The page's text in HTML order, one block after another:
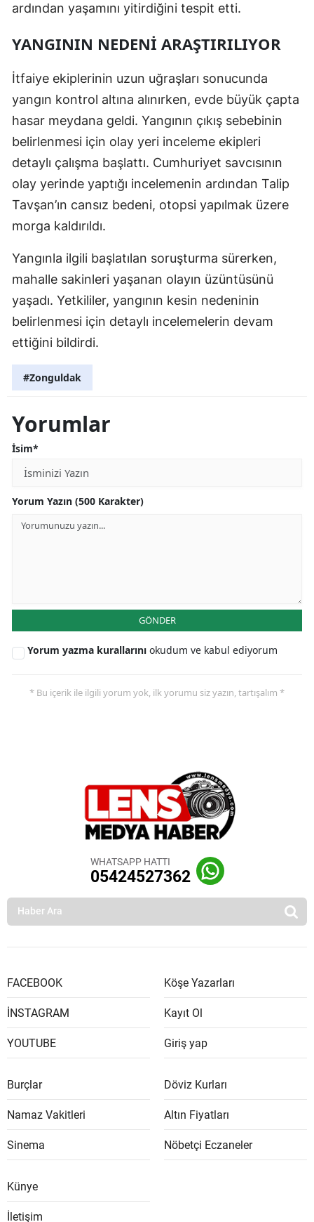
ardından yaşamını yitirdiğini tespit etti.
YANGININ NEDENI ARAŞTIRILIYOR
İtfaiye ekiplerinin uzun uğraşları sonucunda
yangın kontrol altına alınırken, evde büyük çapta
hasar meydana geldi. Yangının çıkış sebebinin
belirlenmesi için olay yeri inceleme ekipleri
detaylı çalışma başlattı. Cumhuriyet savcısının
olay yerinde yaptığı incelemenin ardından Talip
Tavşan’ın cansız bedeni, otopsi yapılmak üzere
morga kaldırıldı.
Yangınla ilgili başlatılan soruşturma sürerken,
mahalle sakinleri yaşanan olayın üzüntüsünü
yaşadı. Yetkililer, yangının kesin nedeninin
belirlenmesi için detaylı incelemelerin devam
ettiğini bildirdi.
#Zonguldak
Yorumlar
İsim*
Yorum Yazın (500 Karakter)
GÖNDER
Yorum yazma kurallarını okudum ve kabul ediyorum
* Bu içerik ile ilgili yorum yok, ilk yorumu siz yazın, tartışalım *
WHATSAPP HATTI
05424527362
FACEBOOK
İNSTAGRAM
YOUTUBE
Köşe Yazarları
Kayıt Ol
Giriş yap
Burçlar
Namaz Vakitleri
Sinema
Döviz Kurları
Altın Fiyatları
Nöbetçi Eczaneler
Künye
İletişim